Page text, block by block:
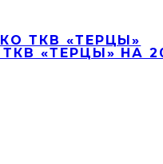
ТКВ «ТЕРЦЫ»
«ТЕРЦЫ» НА